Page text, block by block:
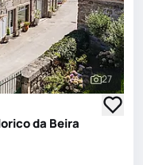
Ver
27
da Beira